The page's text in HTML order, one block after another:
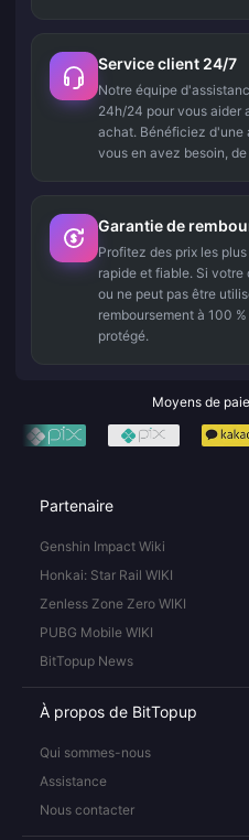
Service client 24/7
Notre équipe
24h/24 pour vous aider
achat. Bénéficiez d'une
vous en avez besoin,
Garantie de
Profitez des prix les
rapide et fiable. Si
ou ne peut pas être
remboursement à 100
protégé.
Moyens de
Partenaire
Genshin Impact Wiki
Honkai: Star Rail WIKI
Zenless Zone Zero WIKI
PUBG Mobile WIKI
BitTopup News
À propos de BitTopup
Qui sommes-nous
Assistance
Nous contacter